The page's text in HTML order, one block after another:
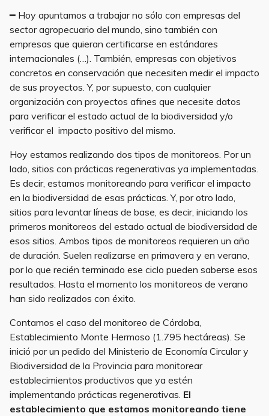
━ Hoy apuntamos a trabajar no sólo con empresas del
sector agropecuario del mundo, sino también con
empresas que quieran certificarse en estándares
internacionales (…). También, empresas con objetivos
concretos en conservación que necesiten medir el impacto
de sus proyectos. Y, por supuesto, con cualquier
organización con proyectos afines que necesite datos
para verificar el estado actual de la biodiversidad y/o
verificar el impacto positivo del mismo.
Hoy estamos realizando dos tipos de monitoreos. Por un
lado, sitios con prácticas regenerativas ya implementadas.
Es decir, estamos monitoreando para verificar el impacto
en la biodiversidad de esas prácticas. Y, por otro lado,
sitios para levantar líneas de base, es decir, iniciando los
primeros monitoreos del estado actual de biodiversidad de
esos sitios. Ambos tipos de monitoreos requieren un año
de duración. Suelen realizarse en primavera y en verano,
por lo que recién terminado ese ciclo pueden saberse esos
resultados. Hasta el momento los monitoreos de verano
han sido realizados con éxito.
Contamos el caso del monitoreo de Córdoba,
Establecimiento Monte Hermoso (1.795 hectáreas). Se
inició por un pedido del Ministerio de Economía Circular y
Biodiversidad de la Provincia para monitorear
establecimientos productivos que ya estén
implementando prácticas regenerativas. El
establecimiento que estamos monitoreando tiene